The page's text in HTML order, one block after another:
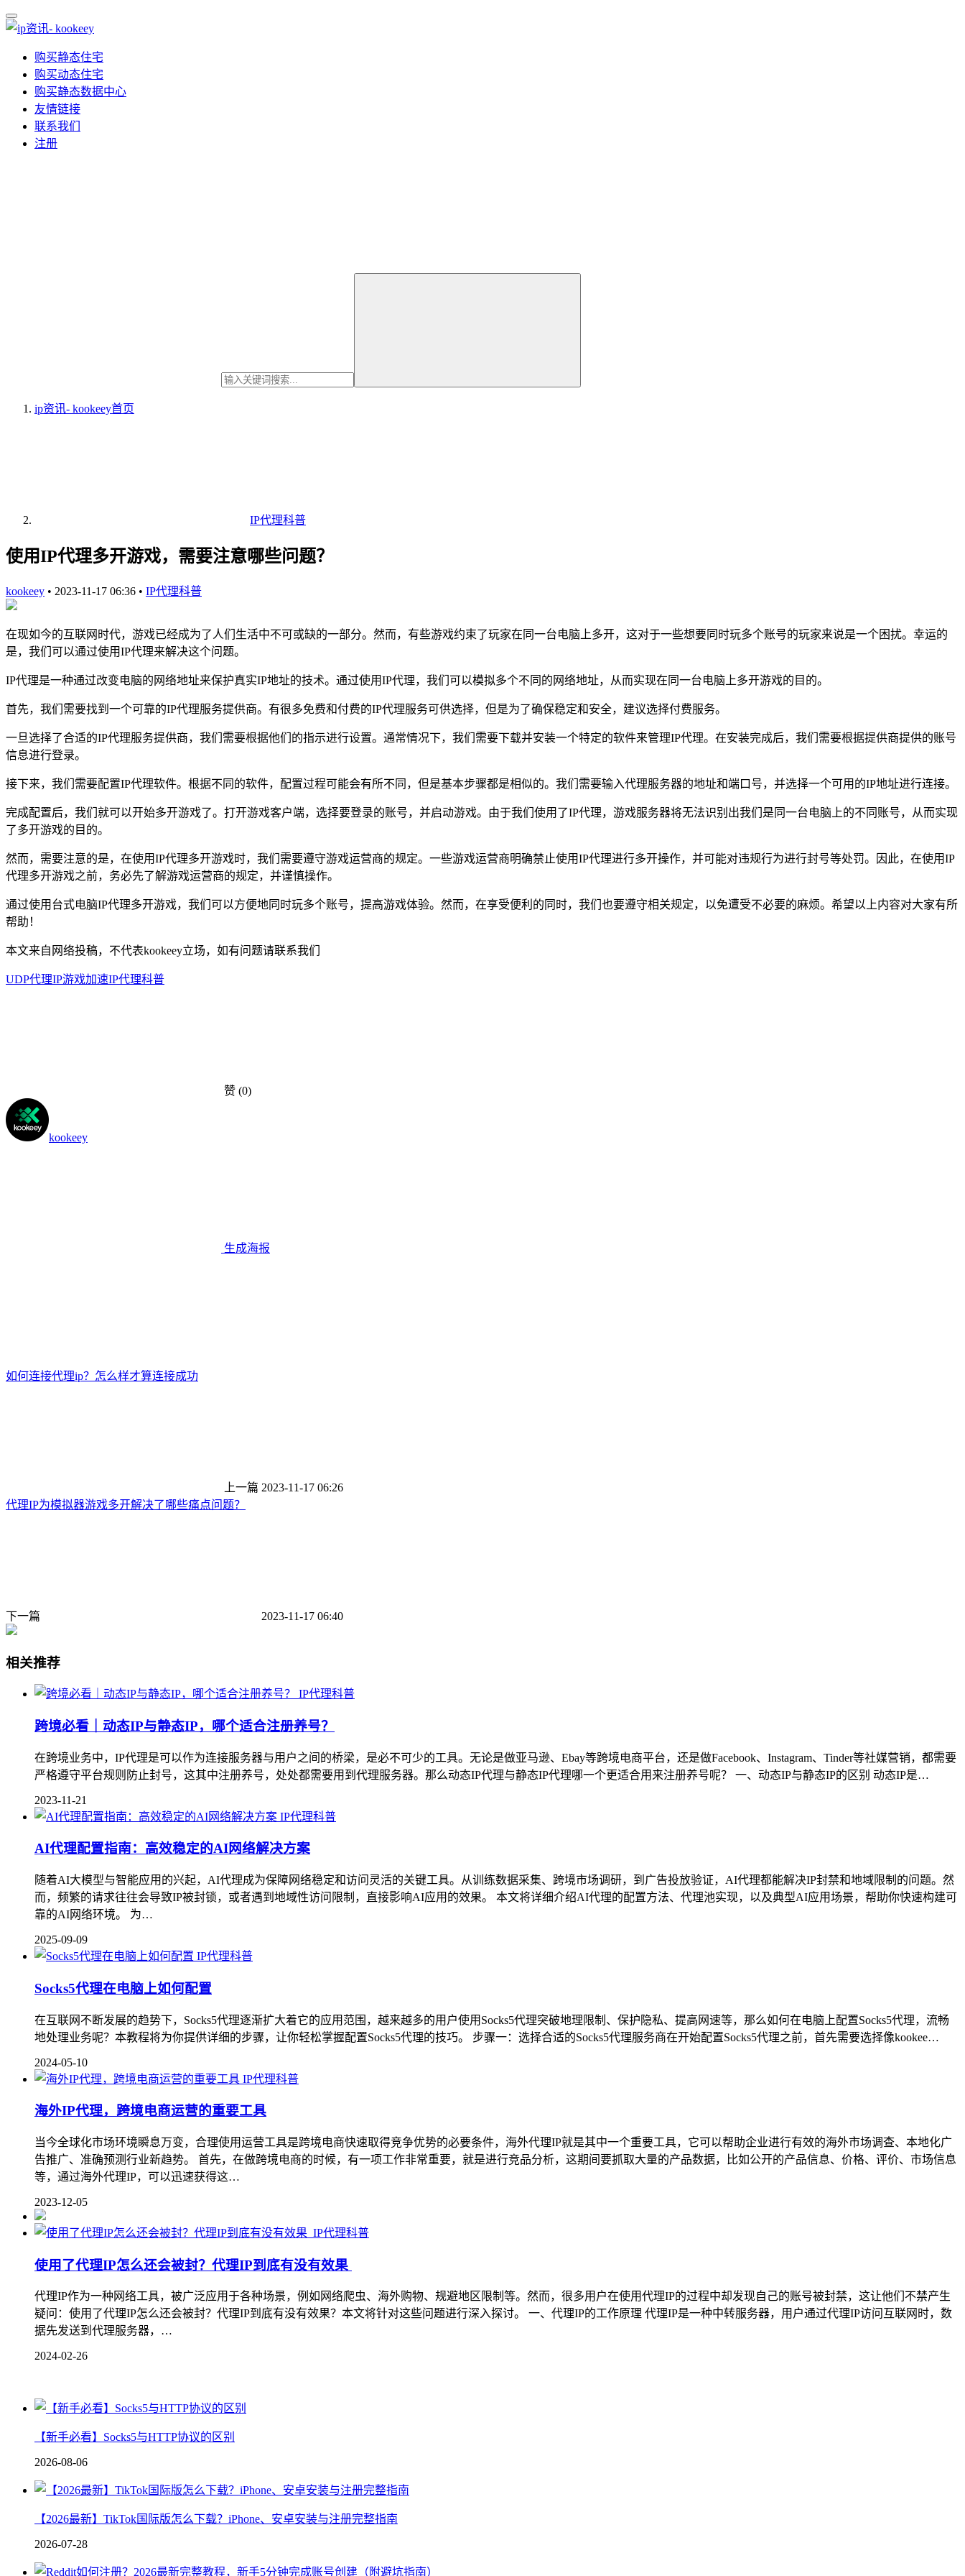
购买静态住宅
购买动态住宅
购买静态数据中心
友情链接
联系我们
注册
ip资讯- kookeey首页
IP代理科普
使用IP代理多开游戏，需要注意哪些问题？
kookeey • 2023-11-17 06:36 • IP代理科普
在现如今的互联网时代，游戏已经成为了人们生活中不可或缺的一部分。然而，有些游戏约束了玩家在同一台电脑上多开，这对于一些想要同时玩多个账号的玩家来说是一个困扰。幸运的
是，我们可以通过使用IP代理来解决这个问题。
IP代理是一种通过改变电脑的网络地址来保护真实IP地址的技术。通过使用IP代理，我们可以模拟多个不同的网络地址，从而实现在同一台电脑上多开游戏的目的。
首先，我们需要找到一个可靠的IP代理服务提供商。有很多免费和付费的IP代理服务可供选择，但是为了确保稳定和安全，建议选择付费服务。
一旦选择了合适的IP代理服务提供商，我们需要根据他们的指示进行设置。通常情况下，我们需要下载并安装一个特定的软件来管理IP代理。在安装完成后，我们需要根据提供商提供的账号
信息进行登录。
接下来，我们需要配置IP代理软件。根据不同的软件，配置过程可能会有所不同，但是基本步骤都是相似的。我们需要输入代理服务器的地址和端口号，并选择一个可用的IP地址进行连接。
完成配置后，我们就可以开始多开游戏了。打开游戏客户端，选择要登录的账号，并启动游戏。由于我们使用了IP代理，游戏服务器将无法识别出我们是同一台电脑上的不同账号，从而实现
了多开游戏的目的。
然而，需要注意的是，在使用IP代理多开游戏时，我们需要遵守游戏运营商的规定。一些游戏运营商明确禁止使用IP代理进行多开操作，并可能对违规行为进行封号等处罚。因此，在使用IP
代理多开游戏之前，务必先了解游戏运营商的规定，并谨慎操作。
通过使用台式电脑IP代理多开游戏，我们可以方便地同时玩多个账号，提高游戏体验。然而，在享受便利的同时，我们也要遵守相关规定，以免遭受不必要的麻烦。希望以上内容对大家有所
帮助！
本文来自网络投稿，不代表kookeey立场，如有问题请联系我们
UDP代理IP游戏加速IP代理科普
赞 (0)
kookeey
生成海报
如何连接代理ip？怎么样才算连接成功
上一篇 2023-11-17 06:26
代理IP为模拟器游戏多开解决了哪些痛点问题？
下一篇 2023-11-17 06:40
相关推荐
IP代理科普
跨境必看｜动态IP与静态IP，哪个适合注册养号？
在跨境业务中，IP代理是可以作为连接服务器与用户之间的桥梁，是必不可少的工具。无论是做亚马逊、Ebay等跨境电商平台，还是做Facebook、Instagram、Tinder等社媒营销，都需要
严格遵守平台规则防止封号，这其中注册养号，处处都需要用到代理服务器。那么动态IP代理与静态IP代理哪一个更适合用来注册养号呢？ 一、动态IP与静态IP的区别 动态IP是…
2023-11-21
IP代理科普
AI代理配置指南：高效稳定的AI网络解决方案
随着AI大模型与智能应用的兴起，AI代理成为保障网络稳定和访问灵活的关键工具。从训练数据采集、跨境市场调研，到广告投放验证，AI代理都能解决IP封禁和地域限制的问题。然
而，频繁的请求往往会导致IP被封锁，或者遇到地域性访问限制，直接影响AI应用的效果。 本文将详细介绍AI代理的配置方法、代理池实现，以及典型AI应用场景，帮助你快速构建可
靠的AI网络环境。 为…
2025-09-09
IP代理科普
Socks5代理在电脑上如何配置
在互联网不断发展的趋势下，Socks5代理逐渐扩大着它的应用范围，越来越多的用户使用Socks5代理突破地理限制、保护隐私、提高网速等，那么如何在电脑上配置Socks5代理，流畅
地处理业务呢？本教程将为你提供详细的步骤，让你轻松掌握配置Socks5代理的技巧。 步骤一：选择合适的Socks5代理服务商在开始配置Socks5代理之前，首先需要选择像kookee…
2024-05-10
IP代理科普
海外IP代理，跨境电商运营的重要工具
当今全球化市场环境瞬息万变，合理使用运营工具是跨境电商快速取得竞争优势的必要条件，海外代理IP就是其中一个重要工具，它可以帮助企业进行有效的海外市场调查、本地化广
告推广、准确预测行业新趋势。 首先，在做跨境电商的时候，有一项工作非常重要，就是进行竞品分析，这期间要抓取大量的产品数据，比如公开的产品信息、价格、评价、市场信息
等，通过海外代理IP，可以迅速获得这…
2023-12-05
IP代理科普
使用了代理IP怎么还会被封？代理IP到底有没有效果
代理IP作为一种网络工具，被广泛应用于各种场景，例如网络爬虫、海外购物、规避地区限制等。然而，很多用户在使用代理IP的过程中却发现自己的账号被封禁，这让他们不禁产生
疑问：使用了代理IP怎么还会被封？代理IP到底有没有效果？本文将针对这些问题进行深入探讨。 一、代理IP的工作原理 代理IP是一种中转服务器，用户通过代理IP访问互联网时，数
据先发送到代理服务器，…
2024-02-26
【新手必看】Socks5与HTTP协议的区别
2026-08-06
【2026最新】TikTok国际版怎么下载？iPhone、安卓安装与注册完整指南
2026-07-28